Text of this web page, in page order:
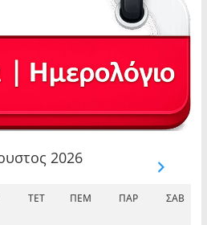
2026
ΤΕΤ ΠΈΜ ΠΑΡ ΣΆΒ